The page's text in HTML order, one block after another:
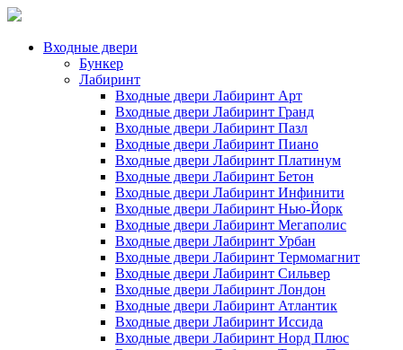
Входные двери
Бункер
Лабиринт
Входные двери Лабиринт Арт
Входные двери Лабиринт Гранд
Входные двери Лабиринт Пазл
Входные двери Лабиринт Пиано
Входные двери Лабиринт Платинум
Входные двери Лабиринт Бетон
Входные двери Лабиринт Инфинити
Входные двери Лабиринт Нью-Йорк
Входные двери Лабиринт Мегаполис
Входные двери Лабиринт Урбан
Входные двери Лабиринт Термомагнит
Входные двери Лабиринт Сильвер
Входные двери Лабиринт Лондон
Входные двери Лабиринт Атлантик
Входные двери Лабиринт Иссида
Входные двери Лабиринт Норд Плюс